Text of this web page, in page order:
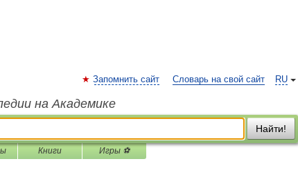
RU
Запомнить сайт Словарь на свой сайт
на Академике
Найти!
Книги Игры ⚽